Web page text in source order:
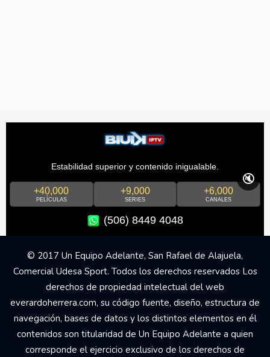
Estabilidad superior y contenido inigualable.
+40,000
PELÍCULAS
+9,000
SERIES
+6,000
CANALES
(506) 8449 4048
🔇
© 2017 Un Equipo Adelante, San Rafael de Alajuela,
Comercial Udesa Sport. Todos los derechos reservados Los
derechos de propiedad intelectual del web
everardoherrera.com, su código fuente, diseño, estructura de
navegación, bases de datos y los distintos elementos en él
contenidos son titularidad de Un Equipo Adelante a quien
corresponde el ejercicio exclusivo de los derechos de